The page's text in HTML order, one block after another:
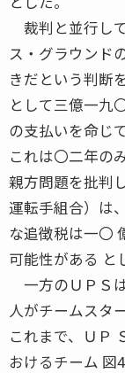
裁判と並行し
ス・グラウンド
きだという判断
として三億一九
の支払いを命じ
これは〇二年の
親方問題を批判
運転手組合）は
な追徴税は一〇
可能性がある と
一方のＵＰＳ
人がチームスタ
これまで、ＵＰ
おけるチーム